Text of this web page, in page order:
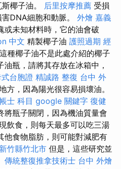
椰子油。 后里按摩推薦 受損
DNA細胞和動脈。 外燴 嘉義
或未知材料時，它的油會破
中文 精製椰子油 護照過期 經
這種椰子油不是此處介紹的椰子
瓶，請將其存放在冰箱中，
台胞證 精誠路 整復 台中 外
方，因為陽光很容易損壞油。
士 科目 google 關鍵字 復健
將瓶子關閉，因為機油質量會
飲食，則每天最多可以吃三湯
他食物脂肪，則可能對減肥有
竹縣竹北市 但是，這些研究並
傳統整復推拿技術士 台中 外燴